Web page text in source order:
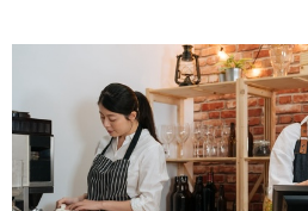
Financial Solutions
Trust Services